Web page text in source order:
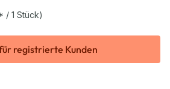
/ 1 Stück)
registrierte Kunden